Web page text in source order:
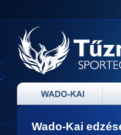
Wado-Kai